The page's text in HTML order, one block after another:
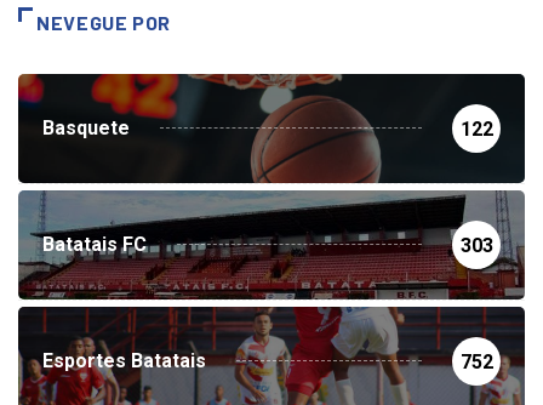
NEVEGUE POR
Basquete 122
Batatais FC 303
Esportes Batatais 752